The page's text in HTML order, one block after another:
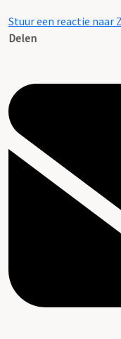
Stuur een reactie naar
Delen